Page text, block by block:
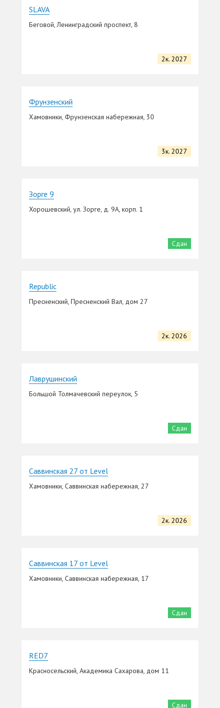
SLAVA
Беговой, Ленинградский проспект, 8
2к. 2027
Фрунзенский
Хамовники, Фрунзенская набережная, 30
3к. 2027
Зорге 9
Хорошевский, ул. Зорге, д. 9А, корп. 1
Сдан
Republic
Пресненский, Пресненский Вал, дом 27
2к. 2026
Лаврушинский
Большой Толмачевский переулок, 5
Сдан
Саввинская 27 от Level
Хамовники, Саввинская набережная, 27
2к. 2026
Саввинская 17 от Level
Хамовники, Саввинская набережная, 17
Сдан
RED7
Красносельский, Академика Сахарова, дом 11
Сдан